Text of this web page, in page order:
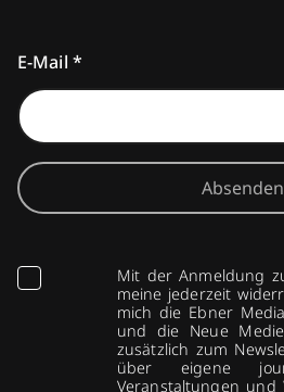
E-Mail *
Absenden
Mit der Anmeldung
meine jederzeit
mich die Ebner
und die Neue
zusätzlich zum
über eigene
Veranstaltungen und